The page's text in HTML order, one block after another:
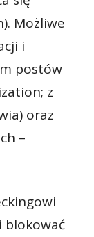
Możliwe
i
postów
z
oraz
–
blokować